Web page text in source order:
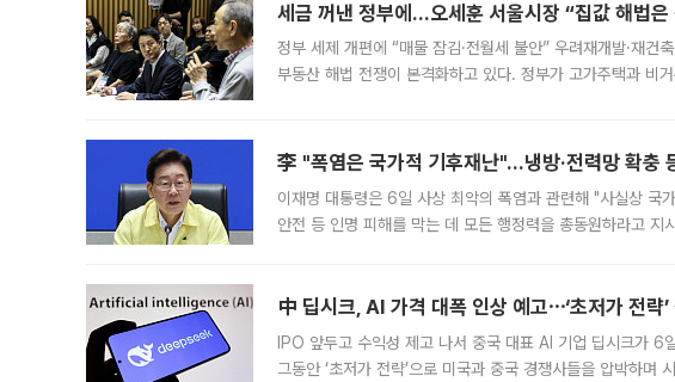
세금 꺼낸 정부에…오세훈 서울시장 “집값 해법
정부 세제 개편에 “매물 잠김·전월세 불안” 우려재개발·재건
부동산 해법 전쟁이 본격화하고 있다. 정부가 고가주택과 비
李 "폭염은 국가적 기후재난"…냉방·전력망 확충
이재명 대통령은 6일 사상 최악의 폭염과 관련해 "사실상 국
안전 등 인명 피해를 막는 데 모든 행정력을 총동원하라고 지
中 딥시크, AI 가격 대폭 인상 예고⋯‘초저가 전략’
IPO 앞두고 수익성 제고 나서 중국 대표 AI 기업 딥시크가 6
그동안 ‘초저가 전략’으로 미국과 중국 경쟁사들을 압박하며